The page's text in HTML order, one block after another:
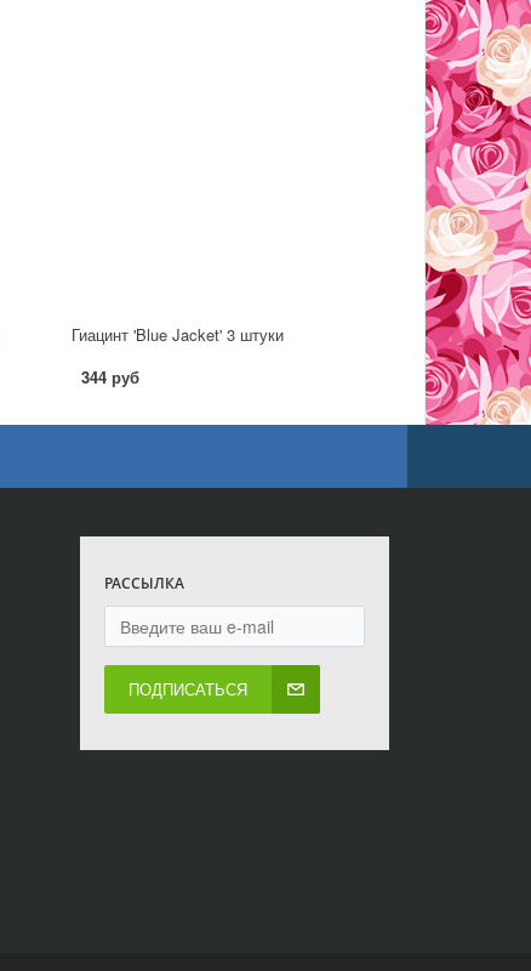
Гиацинт 'Blue Jacket' 3 штуки
344 руб
РАССЫЛКА
ПОДПИСАТЬСЯ